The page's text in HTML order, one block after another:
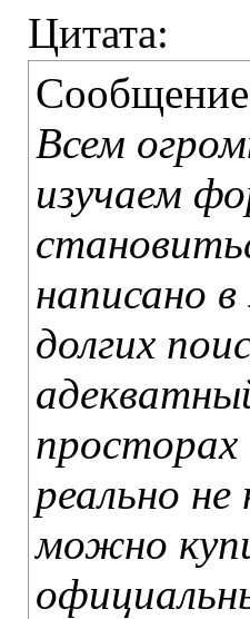
Цитата:
Всем
изучаем
написано
долгих
просторах
реально
можно